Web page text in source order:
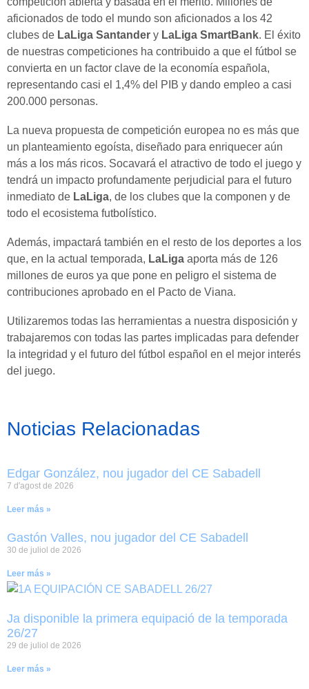
aficionados de todo el mundo son aficionados a los 42
clubes de LaLiga Santander y LaLiga SmartBank. El éxito
de nuestras competiciones ha contribuido a que el fútbol se
convierta en un factor clave de la economía española,
representando casi el 1,4% del PIB y dando empleo a casi
200.000 personas.
La nueva propuesta de competición europea no es más que
un planteamiento egoísta, diseñado para enriquecer aún
más a los más ricos. Socavará el atractivo de todo el juego y
tendrá un impacto profundamente perjudicial para el futuro
inmediato de LaLiga, de los clubes que la componen y de
todo el ecosistema futbolístico.
Además, impactará también en el resto de los deportes a los
que, en la actual temporada, LaLiga aporta más de 126
millones de euros ya que pone en peligro el sistema de
contribuciones aprobado en el Pacto de Viana.
Utilizaremos todas las herramientas a nuestra disposición y
trabajaremos con todas las partes implicadas para defender
la integridad y el futuro del fútbol español en el mejor interés
del juego.
Noticias Relacionadas
Edgar González, nou jugador del CE Sabadell
7 d'agost de 2026
Leer más »
Gastón Valles, nou jugador del CE Sabadell
30 de juliol de 2026
Leer más »
Ja disponible la primera equipació de la temporada
26/27
29 de juliol de 2026
Leer más »